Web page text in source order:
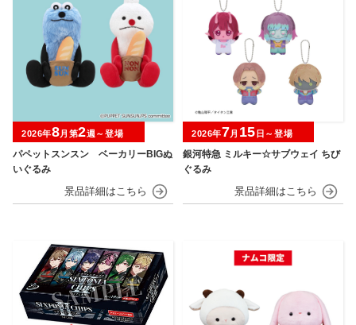
パペットスンスン ベーカリーBIGぬ
いぐるみ
2026年8月第2週～登場
銀河特急 ミルキー☆サブウェイ ちび
ぐるみ
2026年7月 15 日～登場